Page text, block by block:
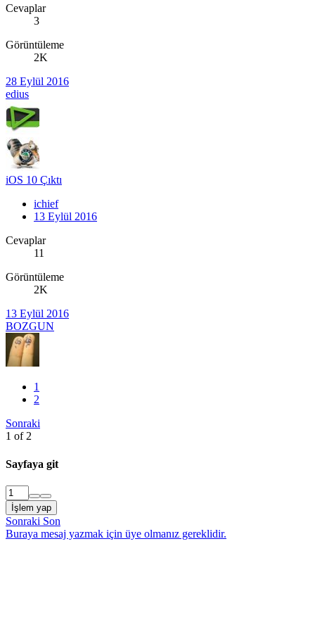
Cevaplar
3
Görüntüleme
2K
28 Eylül 2016
edius
iOS 10 Çıktı
ichief
13 Eylül 2016
Cevaplar
11
Görüntüleme
2K
13 Eylül 2016
BOZGUN
1
2
Sonraki
1 of 2
Sayfaya git
İşlem yap
Sonraki Son
Buraya mesaj yazmak için üye olmanız gereklidir.